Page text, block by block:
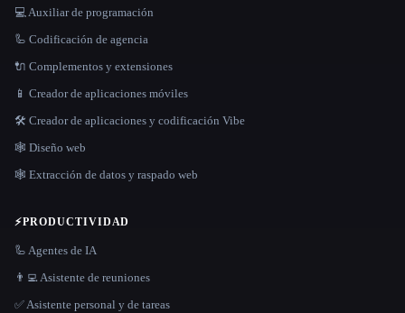
💻 Auxiliar de programación
🦾 Codificación de agencia
🔌 Complementos y extensiones
📱 Creador de aplicaciones móviles
🛠️ Creador de aplicaciones y codificación Vibe
🕸 Diseño web
🕸️ Extracción de datos y raspado web
⚡PRODUCTIVIDAD
🦾 Agentes de IA
👨‍💻 Asistente de reuniones
✅ Asistente personal y de tareas